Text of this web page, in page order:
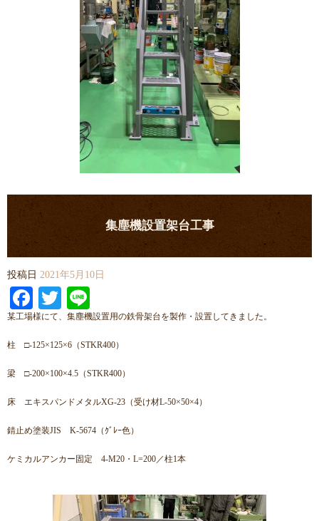
集塵機設置架台工事
投稿日 2021年5月10日
Facebook
Twitter
某工場様にて、集塵機設置用の鉄骨架台を製作・設置してきました。
柱 □-125×125×6（STKR400）
梁 □-200×100×4.5（STKR400）
床 エキスパンドメタルXG-23（受け材L-50×50×4）
錆止め塗装JIS K-5674（ｸﾞﾚｰ色）
ケミカルアンカー固定 4-M20・L=200／柱1本